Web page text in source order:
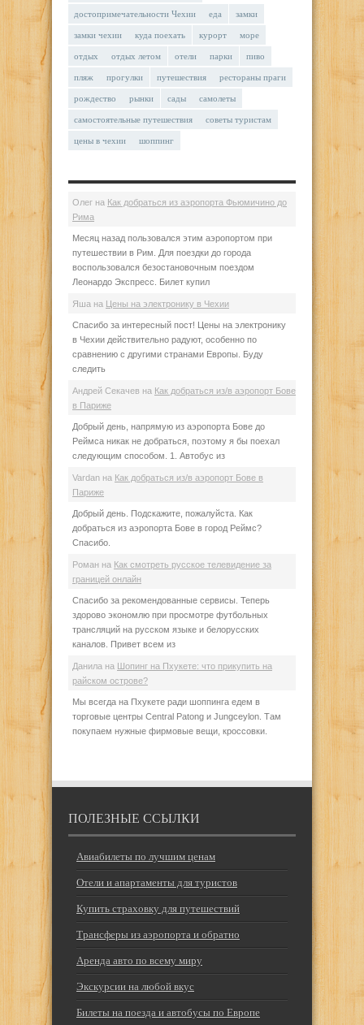
достопримечательности Чехии еда замки
замки чехии куда поехать курорт море
отдых отдых летом отели парки пиво
пляж прогулки путешествия рестораны праги
рождество рынки сады самолеты
самостоятельные путешествия советы туристам
цены в чехии шоппинг
Олег на Как добраться из аэропорта Фьюмичино до
Рима
Месяц назад пользовался этим аэропортом при
путешествии в Рим. Для поездки до города
воспользовался безостановочным поездом
Леонардо Экспресс. Билет купил
Яша на Цены на электронику в Чехии
Спасибо за интересный пост! Цены на электронику
в Чехии действительно радуют, особенно по
сравнению с другими странами Европы. Буду
следить
Андрей Секачев на Как добраться из/в аэропорт Бове
в Париже
Добрый день, напрямую из аэропорта Бове до
Реймса никак не добраться, поэтому я бы поехал
следующим способом. 1. Автобус из
Vardan на Как добраться из/в аэропорт Бове в
Париже
Добрый день. Подскажите, пожалуйста. Как
добраться из аэропорта Бове в город Реймс?
Спасибо.
Роман на Как смотреть русское телевидение за
границей онлайн
Спасибо за рекомендованные сервисы. Теперь
здорово экономлю при просмотре футбольных
трансляций на русском языке и белорусских
каналов. Привет всем из
Данила на Шопинг на Пхукете: что прикупить на
райском острове?
Мы всегда на Пхукете ради шоппинга едем в
торговые центры Central Patong и Jungceylon. Там
покупаем нужные фирмовые вещи, кроссовки.
ПОЛЕЗНЫЕ ССЫЛКИ
Авиабилеты по лучшим ценам
Отели и апартаменты для туристов
Купить страховку для путешествий
Трансферы из аэропорта и обратно
Аренда авто по всему миру
Экскурсии на любой вкус
Билеты на поезда и автобусы по Европе